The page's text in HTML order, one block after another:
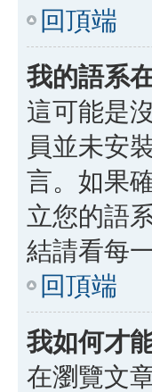
回頂端
我的語系
這可能是
員並未安
言。如果
立您的語
結請看每
回頂端
我如何才
在瀏覽文